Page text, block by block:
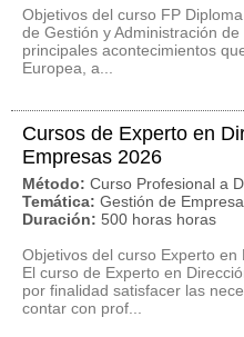
Objetivos del curso FP
de Gestión y Administración
principales acontecimientos
Europea, a...
Cursos de Experto en
Empresas 2026
Método: Curso Profesional a
Temática: Gestión de
Duración: 500 horas horas
Objetivos del curso Experto
El curso de Experto en
por finalidad satisfacer las
contar con prof...